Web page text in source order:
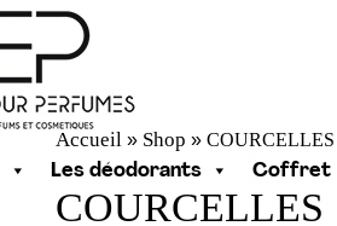
Les déodorants Coffret
Accueil » Shop » COURCELLES
COURCELLES